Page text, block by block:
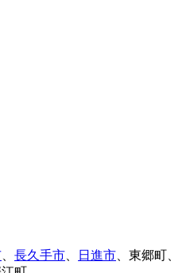
長久手市 日進市 、東郷町、